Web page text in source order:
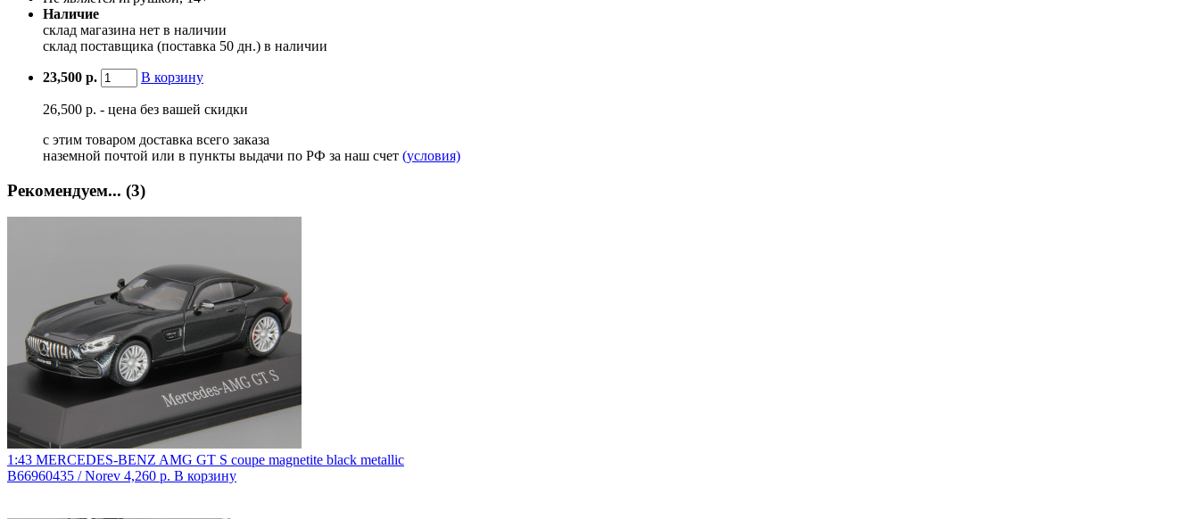
Наличие
склад магазина нет в наличии
склад поставщика (поставка 50 дн.) в наличии
23,500 р. В корзину
26,500 р. - цена без вашей скидки
с этим товаром доставка всего заказа
наземной почтой или в пункты выдачи по РФ за наш счет (условия)
Рекомендуем... (3)
1:43 MERCEDES-BENZ AMG GT S coupe magnetite black metallic
B66960435 / Norev 4,260 р. В корзину